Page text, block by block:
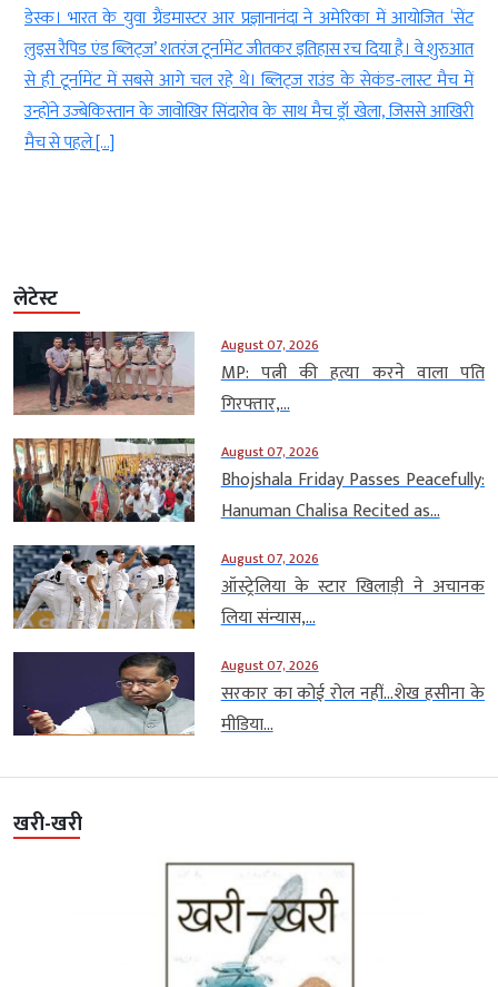
डेस्क। भारत के युवा ग्रैंडमास्टर आर प्रज्ञानानंदा ने अमेरिका में आयोजित ‘सेंट
लुइस रैपिड एंड ब्लिट्ज’ शतरंज टूर्नामेंट जीतकर इतिहास रच दिया है। वे शुरुआत
से ही टूर्नामेंट में सबसे आगे चल रहे थे। ब्लिट्ज राउंड के सेकंड-लास्ट मैच में
उन्होंने उज्बेकिस्तान के जावोखिर सिंदारोव के साथ मैच ड्रॉ खेला, जिससे आखिरी
मैच से पहले […]
लेटेस्ट
August 07, 2026
MP: पत्नी की हत्या करने वाला पति
गिरफ्तार,...
August 07, 2026
Bhojshala Friday Passes Peacefully:
Hanuman Chalisa Recited as...
August 07, 2026
ऑस्ट्रेलिया के स्टार खिलाड़ी ने अचानक
लिया संन्यास,...
August 07, 2026
सरकार का कोई रोल नहीं…शेख हसीना के
मीडिया...
खरी-खरी